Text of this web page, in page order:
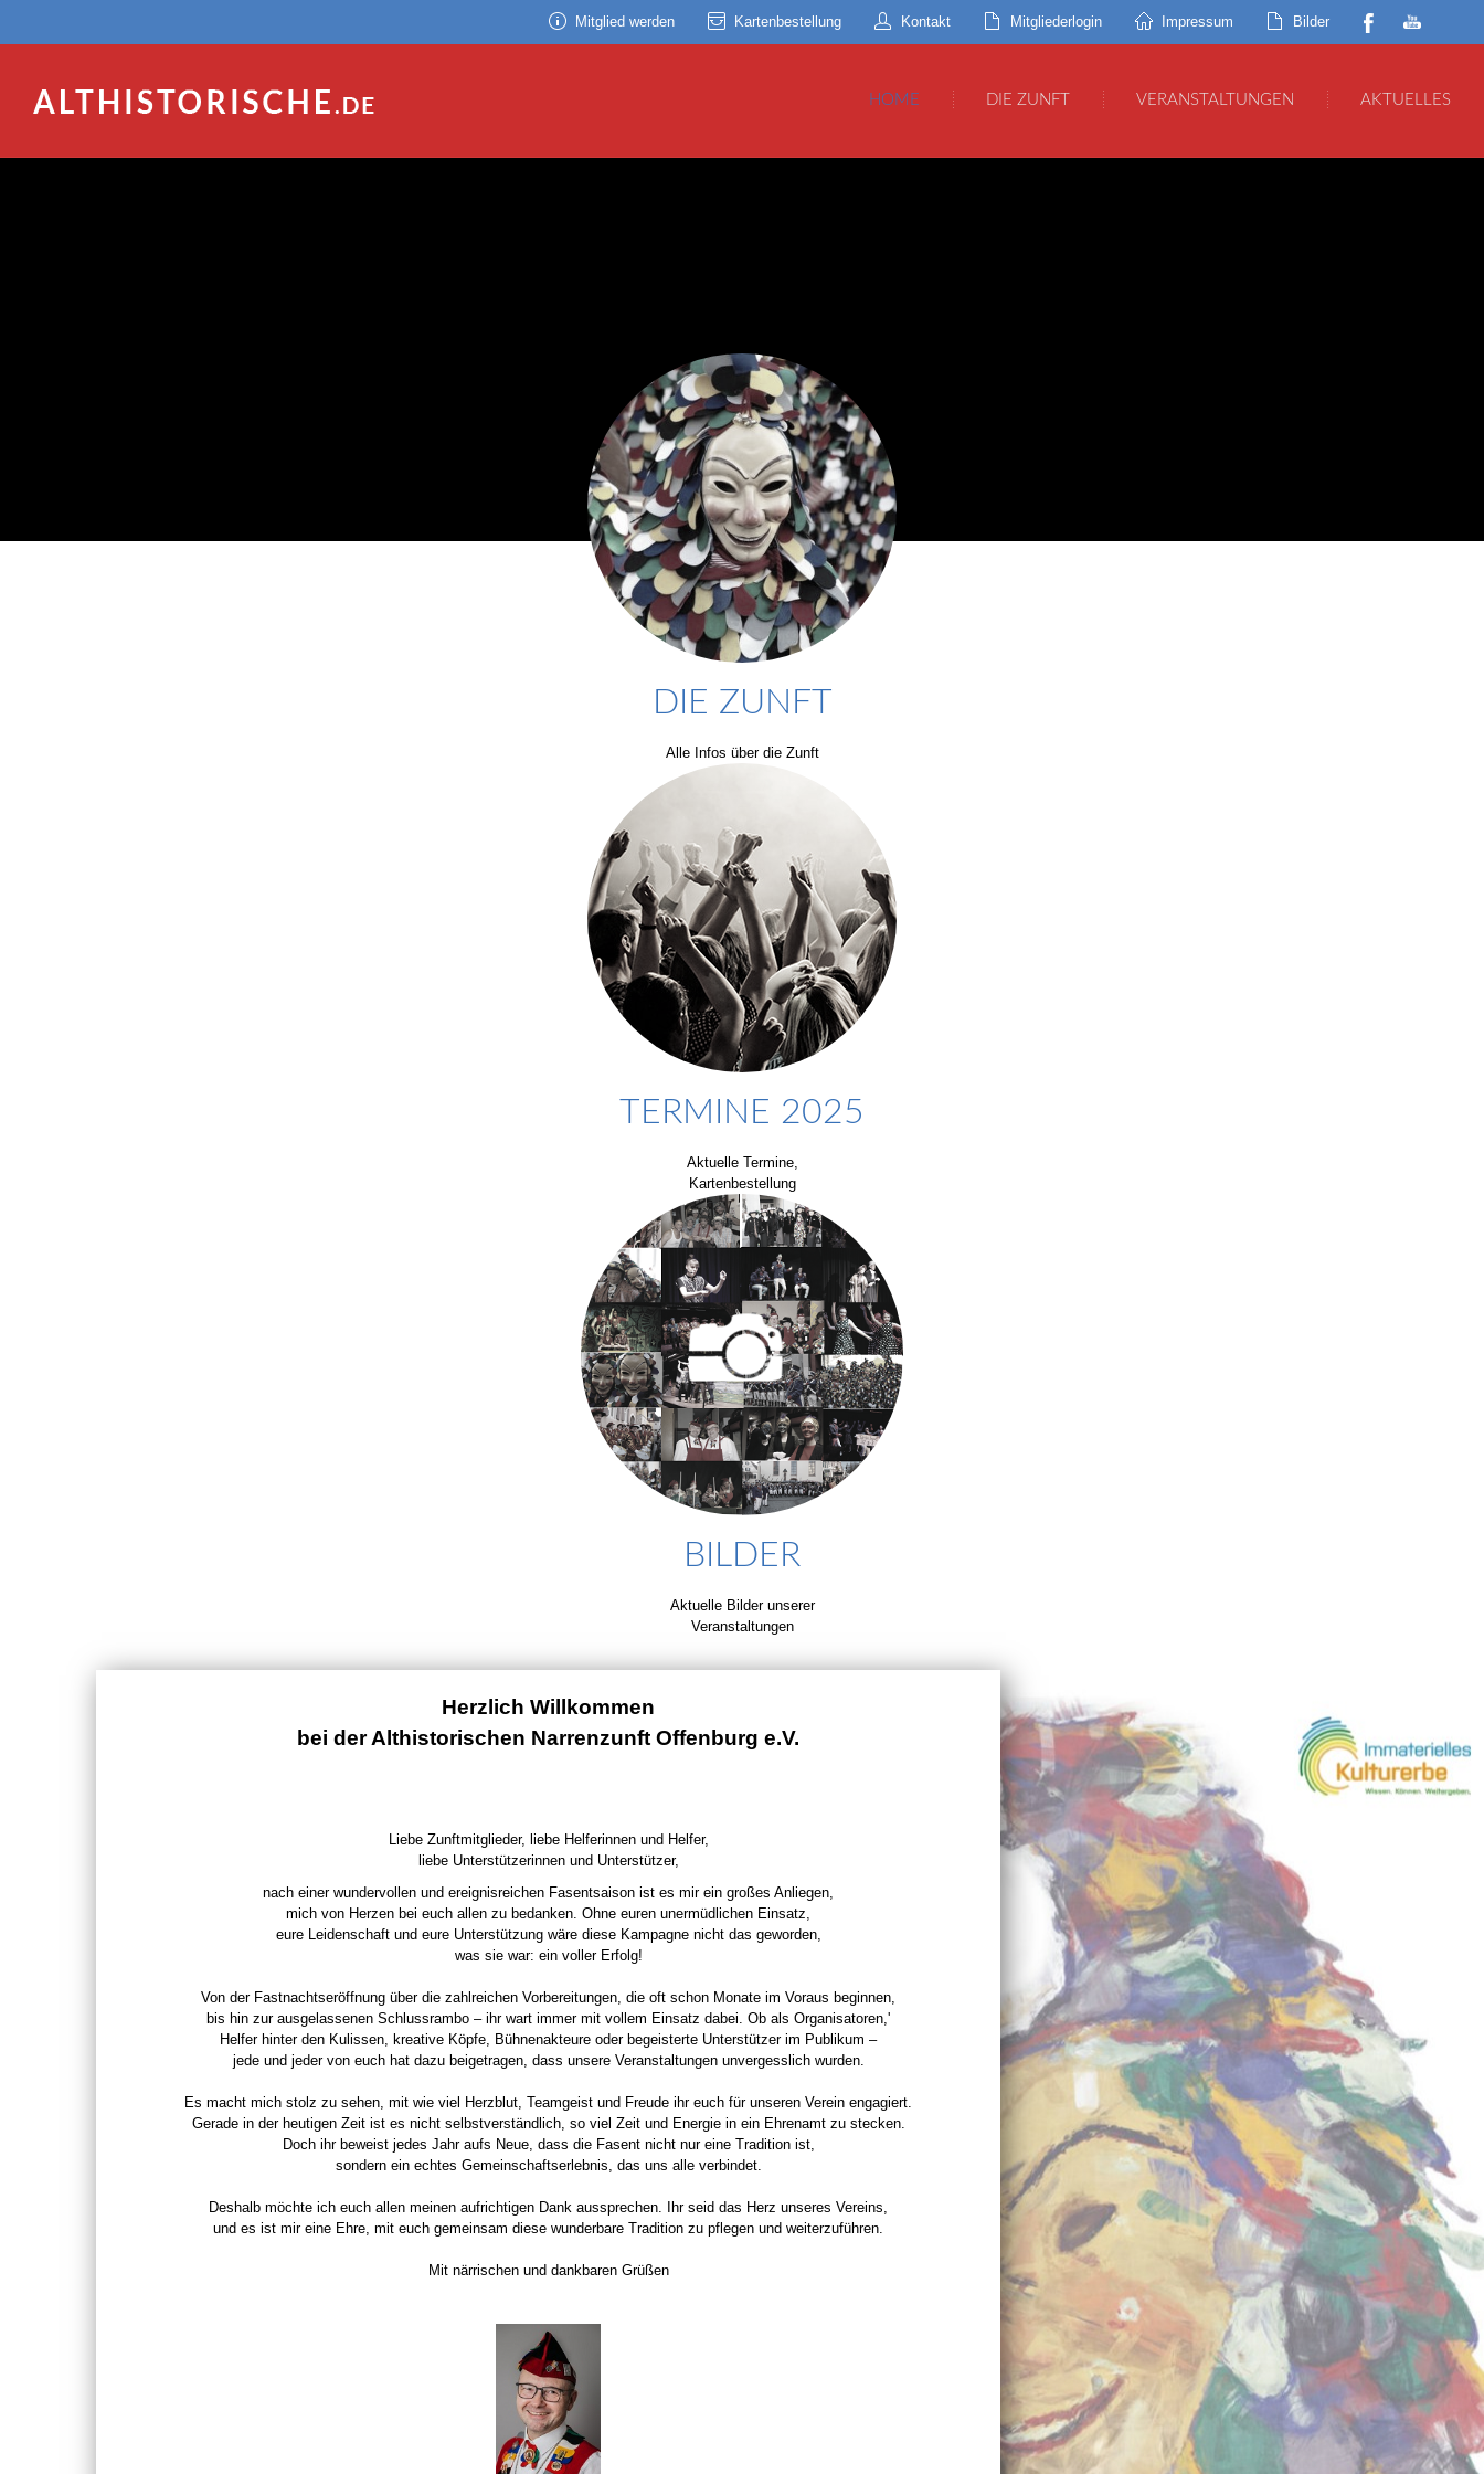
Mitglied werden Kartenbestellung Kontakt Mitgliederlogin Impressum Bilder
HOME DIE ZUNFT VERANSTALTUNGEN AKTUELLES
DIE ZUNFT
Alle Infos über die Zunft
TERMINE 2025
Aktuelle Termine,
Kartenbestellung
BILDER
Aktuelle Bilder unserer
Veranstaltungen
Herzlich Willkommen
bei der Althistorischen Narrenzunft Offenburg e.V.
Liebe Zunftmitglieder, liebe Helferinnen und Helfer,
liebe Unterstützerinnen und Unterstützer,
nach einer wundervollen und ereignisreichen Fasentsaison ist es mir ein großes Anliegen,
mich von Herzen bei euch allen zu bedanken. Ohne euren unermüdlichen Einsatz,
eure Leidenschaft und eure Unterstützung wäre diese Kampagne nicht das geworden,
was sie war: ein voller Erfolg!
Von der Fastnachtseröffnung über die zahlreichen Vorbereitungen, die oft schon Monate im Voraus beginnen,
bis hin zur ausgelassenen Schlussrambo – ihr wart immer mit vollem Einsatz dabei. Ob als Organisatoren,'
Helfer hinter den Kulissen, kreative Köpfe, Bühnenakteure oder begeisterte Unterstützer im Publikum –
jede und jeder von euch hat dazu beigetragen, dass unsere Veranstaltungen unvergesslich wurden.
Es macht mich stolz zu sehen, mit wie viel Herzblut, Teamgeist und Freude ihr euch für unseren Verein engagiert.
Gerade in der heutigen Zeit ist es nicht selbstverständlich, so viel Zeit und Energie in ein Ehrenamt zu stecken.
Doch ihr beweist jedes Jahr aufs Neue, dass die Fasent nicht nur eine Tradition ist,
sondern ein echtes Gemeinschaftserlebnis, das uns alle verbindet.
Deshalb möchte ich euch allen meinen aufrichtigen Dank aussprechen. Ihr seid das Herz unseres Vereins,
und es ist mir eine Ehre, mit euch gemeinsam diese wunderbare Tradition zu pflegen und weiterzuführen.
Mit närrischen und dankbaren Grüßen